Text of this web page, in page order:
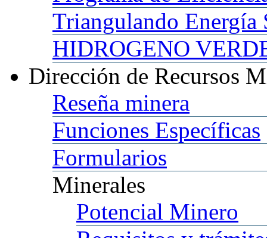
Triangulando Energía
HIDROGENO
Dirección de Recursos
Reseña minera
Funciones Específicas
Formularios
Minerales
Potencial Minero